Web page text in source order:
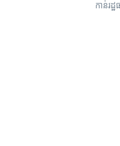
កាន់​រដ្